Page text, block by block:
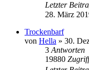
Letzter
28. März
Trockenbarf
von Hella » 30.
3 Antworten
19880